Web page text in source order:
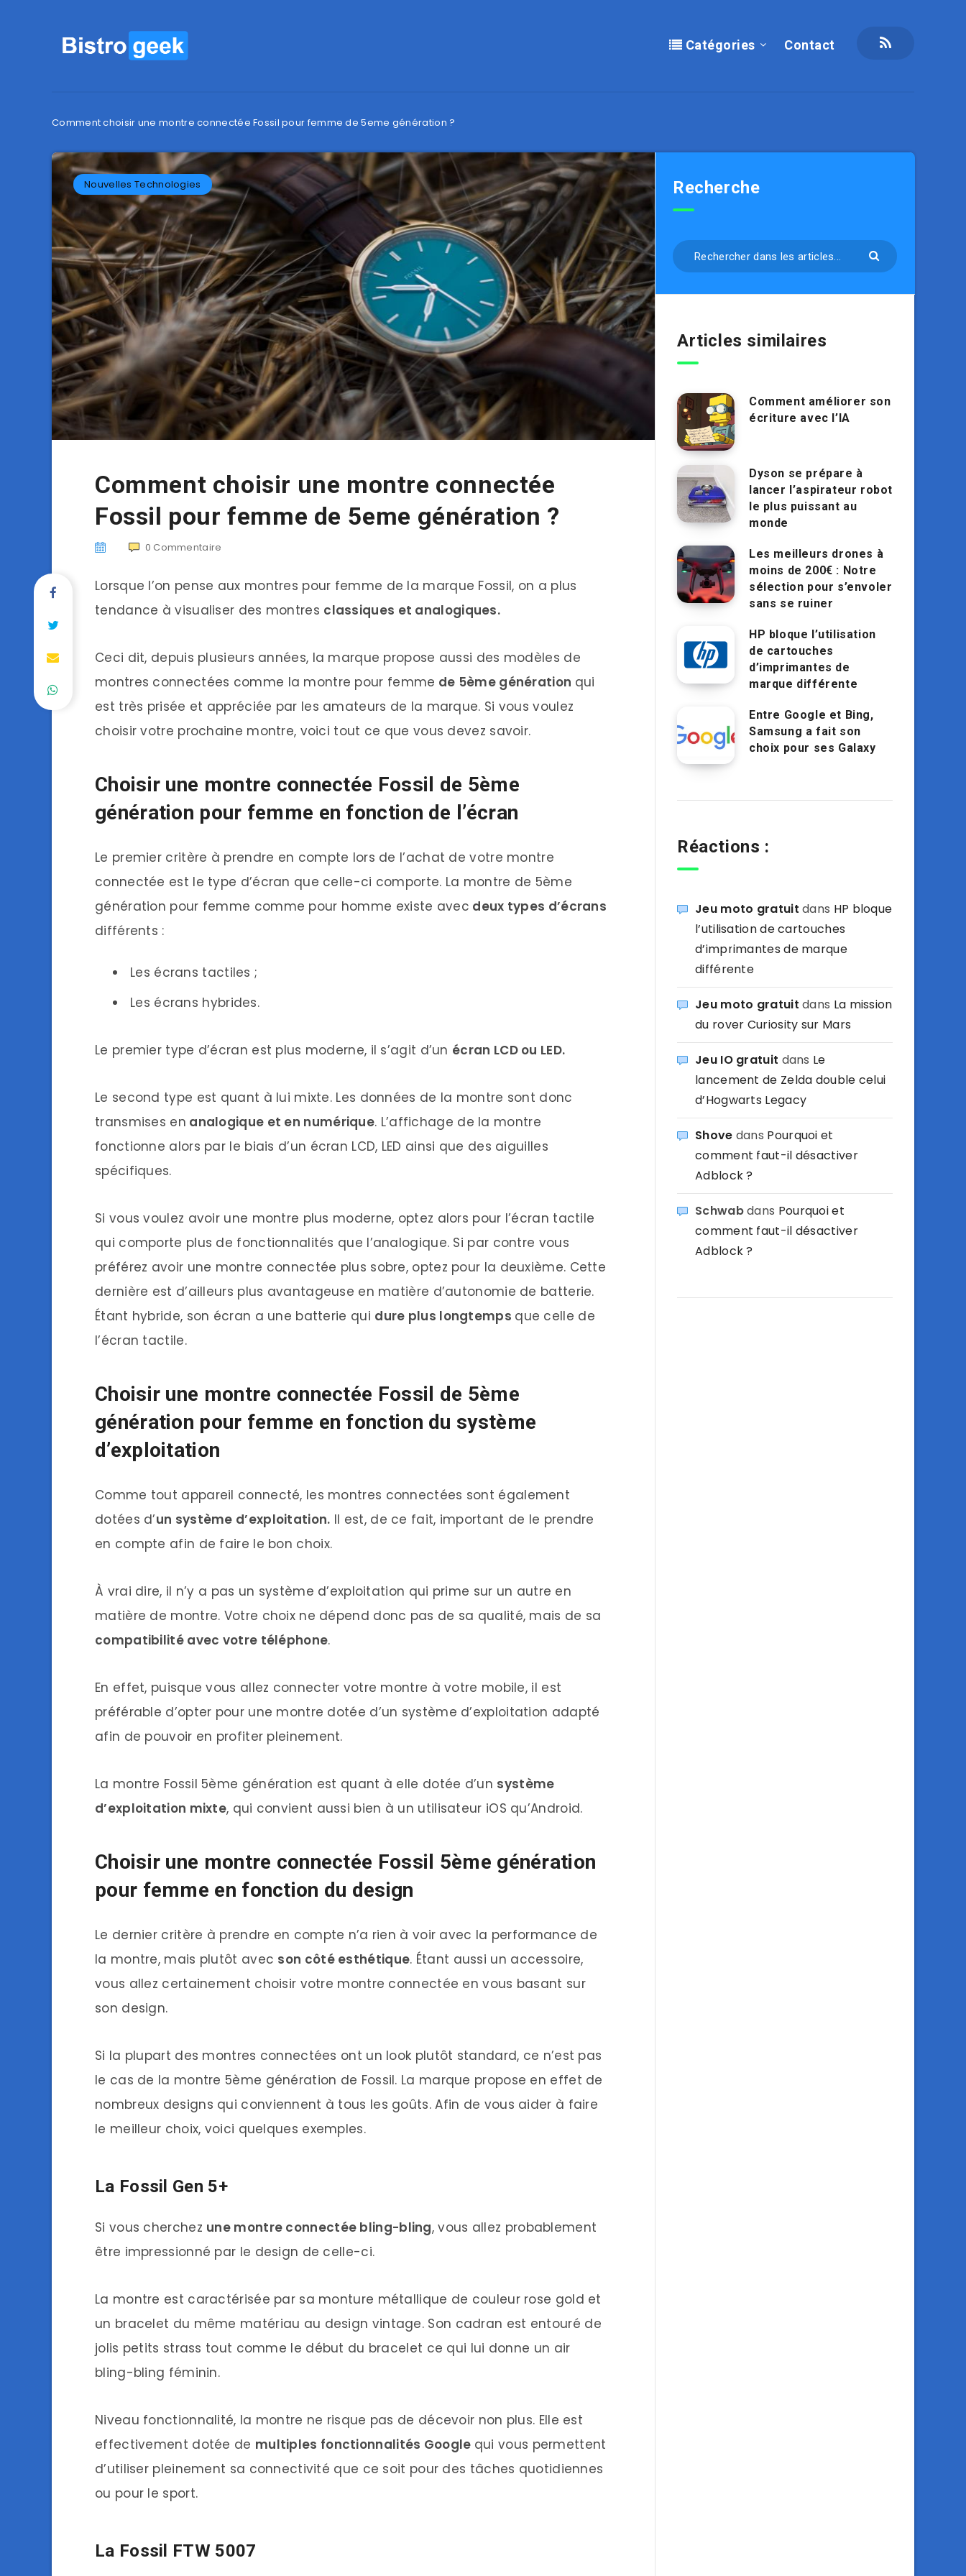
Catégories Contact
Comment choisir une montre connectée Fossil pour femme de 5eme génération ?
Nouvelles Technologies
Comment choisir une montre connectée
Fossil pour femme de 5eme génération ?
0 Commentaire
Lorsque l’on pense aux montres pour femme de la marque Fossil, on a plus
tendance à visualiser des montres classiques et analogiques.
Ceci dit, depuis plusieurs années, la marque propose aussi des modèles de
montres connectées comme la montre pour femme de 5ème génération qui
est très prisée et appréciée par les amateurs de la marque. Si vous voulez
choisir votre prochaine montre, voici tout ce que vous devez savoir.
Choisir une montre connectée Fossil de 5ème
génération pour femme en fonction de l’écran
Le premier critère à prendre en compte lors de l’achat de votre montre
connectée est le type d’écran que celle-ci comporte. La montre de 5ème
génération pour femme comme pour homme existe avec deux types d’écrans
différents :
Les écrans tactiles ;
Les écrans hybrides.
Le premier type d’écran est plus moderne, il s’agit d’un écran LCD ou LED.
Le second type est quant à lui mixte. Les données de la montre sont donc
transmises en analogique et en numérique. L’affichage de la montre
fonctionne alors par le biais d’un écran LCD, LED ainsi que des aiguilles
spécifiques.
Si vous voulez avoir une montre plus moderne, optez alors pour l’écran tactile
qui comporte plus de fonctionnalités que l’analogique. Si par contre vous
préférez avoir une montre connectée plus sobre, optez pour la deuxième. Cette
dernière est d’ailleurs plus avantageuse en matière d’autonomie de batterie.
Étant hybride, son écran a une batterie qui dure plus longtemps que celle de
l’écran tactile.
Choisir une montre connectée Fossil de 5ème
génération pour femme en fonction du système
d’exploitation
Comme tout appareil connecté, les montres connectées sont également
dotées d’un système d’exploitation. Il est, de ce fait, important de le prendre
en compte afin de faire le bon choix.
À vrai dire, il n’y a pas un système d’exploitation qui prime sur un autre en
matière de montre. Votre choix ne dépend donc pas de sa qualité, mais de sa
compatibilité avec votre téléphone.
En effet, puisque vous allez connecter votre montre à votre mobile, il est
préférable d’opter pour une montre dotée d’un système d’exploitation adapté
afin de pouvoir en profiter pleinement.
La montre Fossil 5ème génération est quant à elle dotée d’un système
d’exploitation mixte, qui convient aussi bien à un utilisateur iOS qu’Android.
Choisir une montre connectée Fossil 5ème génération
pour femme en fonction du design
Le dernier critère à prendre en compte n’a rien à voir avec la performance de
la montre, mais plutôt avec son côté esthétique. Étant aussi un accessoire,
vous allez certainement choisir votre montre connectée en vous basant sur
son design.
Si la plupart des montres connectées ont un look plutôt standard, ce n’est pas
le cas de la montre 5ème génération de Fossil. La marque propose en effet de
nombreux designs qui conviennent à tous les goûts. Afin de vous aider à faire
le meilleur choix, voici quelques exemples.
La Fossil Gen 5+
Si vous cherchez une montre connectée bling-bling, vous allez probablement
être impressionné par le design de celle-ci.
La montre est caractérisée par sa monture métallique de couleur rose gold et
un bracelet du même matériau au design vintage. Son cadran est entouré de
jolis petits strass tout comme le début du bracelet ce qui lui donne un air
bling-bling féminin.
Niveau fonctionnalité, la montre ne risque pas de décevoir non plus. Elle est
effectivement dotée de multiples fonctionnalités Google qui vous permettent
d’utiliser pleinement sa connectivité que ce soit pour des tâches quotidiennes
ou pour le sport.
La Fossil FTW 5007
Recherche
Articles similaires
Comment améliorer son
écriture avec l’IA
Dyson se prépare à
lancer l’aspirateur robot
le plus puissant au
monde
Les meilleurs drones à
moins de 200€ : Notre
sélection pour s’envoler
sans se ruiner
HP bloque l’utilisation
de cartouches
d’imprimantes de
marque différente
Entre Google et Bing,
Samsung a fait son
choix pour ses Galaxy
Réactions :
Jeu moto gratuit dans HP bloque
l’utilisation de cartouches
d’imprimantes de marque
différente
Jeu moto gratuit dans La mission
du rover Curiosity sur Mars
Jeu IO gratuit dans Le
lancement de Zelda double celui
d’Hogwarts Legacy
Shove dans Pourquoi et
comment faut-il désactiver
Adblock ?
Schwabdans Pourquoi et
comment faut-il désactiver
Adblock ?